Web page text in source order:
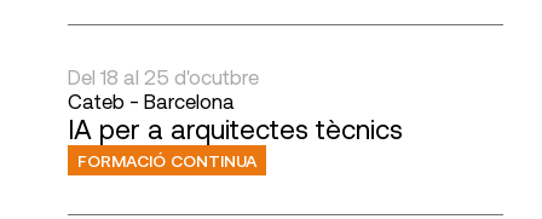
Del 18 al 25 d'ocutbre
Cateb - Barcelona
FORMACIÓ CONTINUA
IA per a arquitectes tècnics